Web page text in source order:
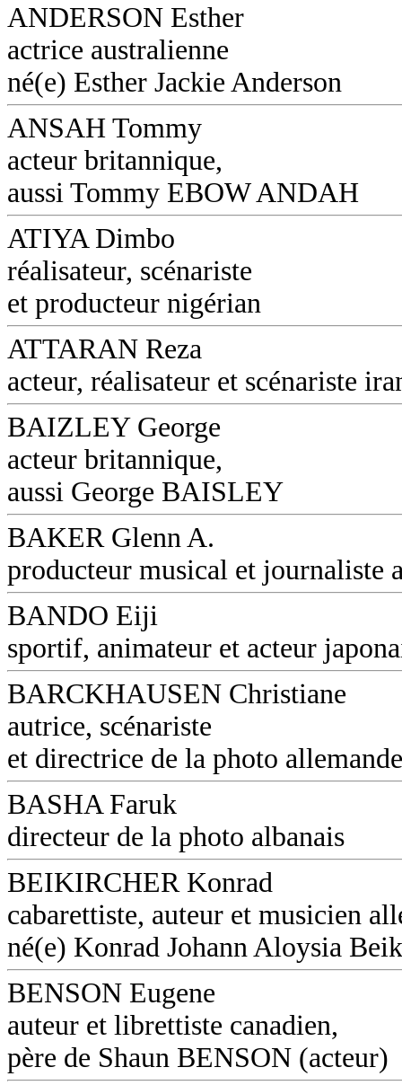
ANDERSON Esther
actrice australienne
né(e) Esther Jackie Anderson
ANSAH Tommy
acteur britannique,
aussi Tommy EBOW ANDAH
ATIYA Dimbo
réalisateur, scénariste
et producteur nigérian
ATTARAN Reza
acteur, réalisateur et scénariste
BAIZLEY George
acteur britannique,
aussi George BAISLEY
BAKER Glenn A.
producteur musical et journaliste
BANDO Eiji
sportif, animateur et acteur
BARCKHAUSEN Christiane
autrice, scénariste
et directrice de la photo allemande
BASHA Faruk
directeur de la photo albanais
BEIKIRCHER Konrad
cabarettiste, auteur et musicien
né(e) Konrad Johann Aloysia
BENSON Eugene
auteur et librettiste canadien,
père de Shaun BENSON (acteur)